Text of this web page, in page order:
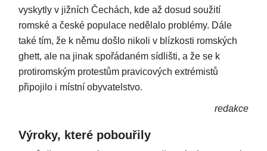
vyskytly v jižních Čechách, kde až dosud soužití
romské a české populace nedělalo problémy. Dále
také tím, že k němu došlo nikoli v blízkosti romských
ghett, ale na jinak spořádaném sídlišti, a že se k
protiromským protestům pravicových extrémistů
připojilo i místní obyvatelstvo.
redakce
Výroky, které pobouřily